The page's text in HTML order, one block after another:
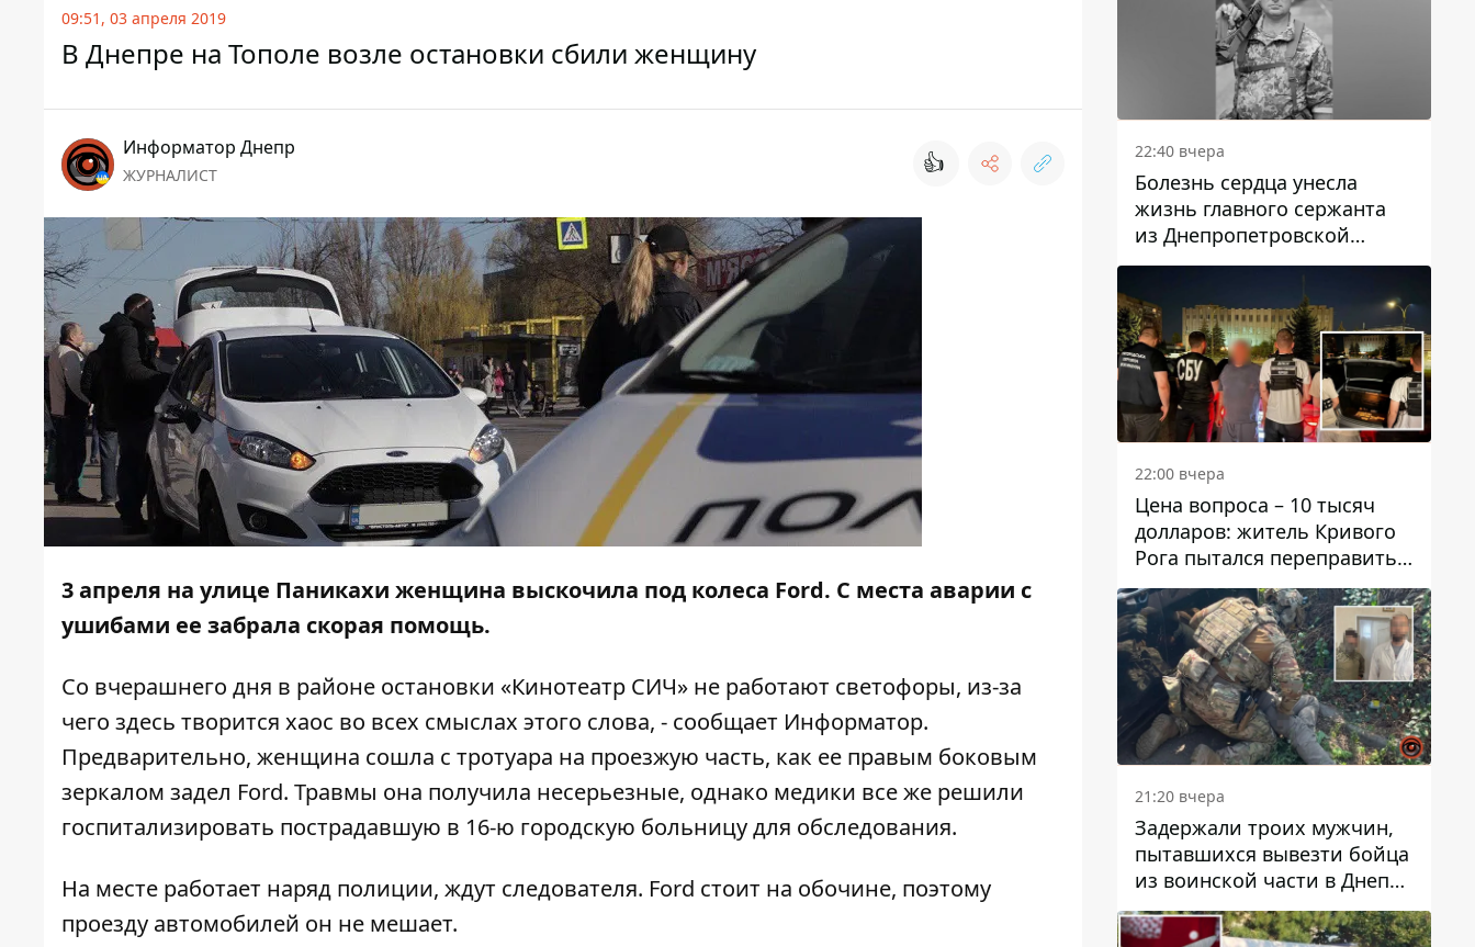
09:51, 03 апреля 2019
В Днепре на Тополе возле остановки сбили женщину
Информатор Днепр
ЖУРНАЛИСТ 👍
3 апреля на улице Паникахи женщина выскочила под колеса Ford. С места аварии с
ушибами ее забрала скорая помощь.
Со вчерашнего дня в районе остановки «Кинотеатр СИЧ» не работают светофоры, из-за
чего здесь творится хаос во всех смыслах этого слова, - сообщает Информатор.
Предварительно, женщина сошла с тротуара на проезжую часть, как ее правым боковым
зеркалом задел Ford. Травмы она получила несерьезные, однако медики все же решили
госпитализировать пострадавшую в 16-ю городскую больницу для обследования.
На месте работает наряд полиции, ждут следователя. Ford стоит на обочине, поэтому
проезду автомобилей он не мешает.
22:40 вчера
Болезнь сердца унесла
жизнь главного сержанта
из Днепропетровской
области Юрия Свистуна
22:00 вчера
Цена вопроса – 10 тысяч
долларов: житель Кривого
Рога пытался переправить
мужчину в Словакию
21:20 вчера
Задержали троих мужчин,
пытавшихся вывезти бойца
из воинской части в Днепр
за 7 тысяч долларов: среди
них был врач